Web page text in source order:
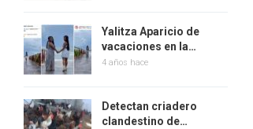
Yalitza Aparicio de
vacaciones en la…
4 años hace
Detectan criadero
clandestino de…